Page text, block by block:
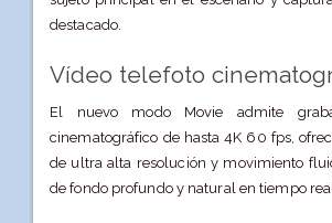
destacado.
Vídeo telefoto
El nuevo modo Movie admite
cinematográfico de hasta 4K 60 fps,
de ultra alta resolución y movimiento
de fondo profundo y natural en tiempo